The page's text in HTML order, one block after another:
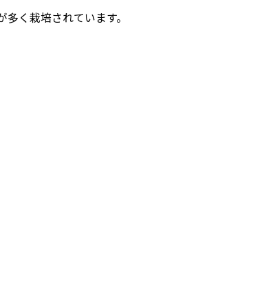
多く栽培されています。